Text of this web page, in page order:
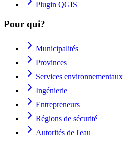
Plugin QGIS
Pour qui?
Municipalités
Provinces
Services environnementaux
Ingénierie
Entrepreneurs
Régions de sécurité
Autorités de l'eau